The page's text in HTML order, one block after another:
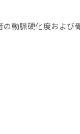
動脈硬化度および